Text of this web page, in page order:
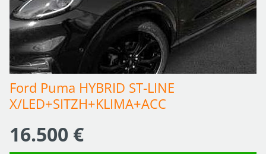
Ford Puma HYBRID ST-LINE
X/LED+SITZH+KLIMA+ACC
16.500 €